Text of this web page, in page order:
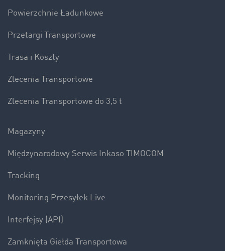
Powierzchnie Ładunkowe
Przetargi Transportowe
Trasa i Koszty
Zlecenia Transportowe
Zlecenia Transportowe do 3,5 t
Magazyny
Międzynarodowy Serwis Inkaso TIMOCOM
Tracking
Monitoring Przesyłek Live
Interfejsy (API)
Zamknięta Giełda Transportowa